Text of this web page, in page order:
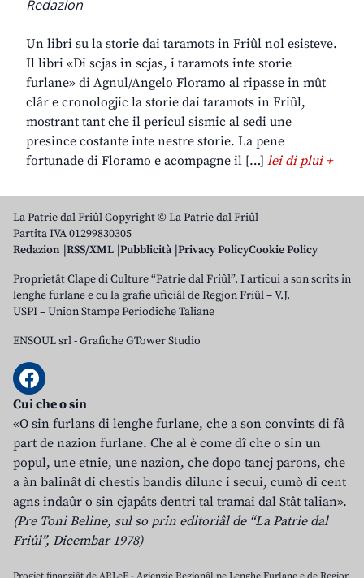
Redazion
Un libri su la storie dai taramots in Friûl nol esisteve.
Il libri «Di scjas in scjas, i taramots inte storie
furlane» di Agnul/Angelo Floramo al ripasse in mût
clâr e cronologjic la storie dai taramots in Friûl,
mostrant tant che il pericul sismic al sedi une
presince costante inte nestre storie. La pene
fortunade di Floramo e acompagne il […] lei di plui +
La Patrie dal Friûl Copyright © La Patrie dal Friûl
Partita IVA 01299830305
Redazion RSS/XML Pubblicità Privacy PolicyCookie Policy
Proprietât Clape di Culture “Patrie dal Friûl”. I articui a son scrits in
lenghe furlane e cu la grafie uficiâl de Regjon Friûl – V.J.
USPI – Union Stampe Periodiche Taliane
ENSOUL srl-Grafiche GTower Studio
Cui che o sin
«O sin furlans di lenghe furlane, che a son convints di fâ
part de nazion furlane. Che al è come dî che o sin un
popul, une etnie, une nazion, che dopo tancj parons, che
a àn balinât di chestis bandis dilunc i secui, cumò di cent
agns indaûr o sin cjapâts dentri tal tramai dal Stât talian».
(Pre Toni Beline, sul so prin editoriâl de “La Patrie dal
Friûl”, Dicembar 1978)